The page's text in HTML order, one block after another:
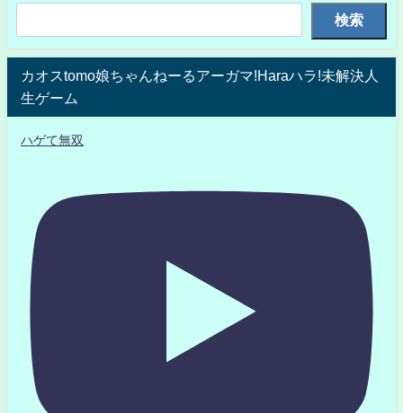
検索
カオスtomo娘ちゃんねーるアーガマ!Haraハラ!未解決人
生ゲーム
ハゲて無双